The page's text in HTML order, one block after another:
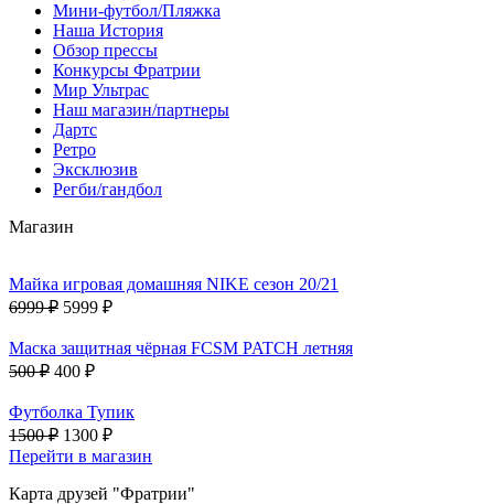
Мини-футбол/Пляжка
Наша История
Обзор прессы
Конкурсы Фратрии
Мир Ультрас
Наш магазин/партнеры
Дартс
Ретро
Эксклюзив
Регби/гандбол
Магазин
Майка игровая домашняя NIKE сезон 20/21
6999 ₽ 5999 ₽
Маска защитная чёрная FCSM PATCH летняя
500 ₽ 400 ₽
Футболка Тупик
1500 ₽ 1300 ₽
Перейти в магазин
Карта друзей "Фратрии"